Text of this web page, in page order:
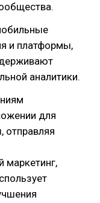
и платформы,
аналитики.
для
отправляя
маркетинг,